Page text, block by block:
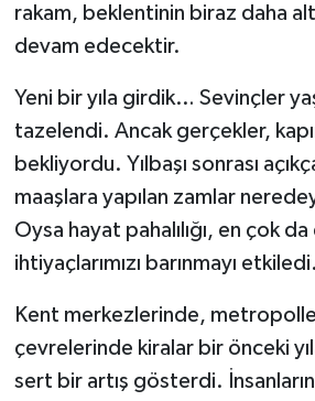
rakam, beklentinin biraz daha
devam edecektir.
Yeni bir yıla girdik… Sevinçler
tazelendi. Ancak gerçekler,
bekliyordu. Yılbaşı sonrası
maaşlara yapılan zamlar
Oysa hayat pahalılığı, en çok
ihtiyaçlarımızı barınmayı etkiledi.
Kent merkezlerinde,
çevrelerinde kiralar bir önceki
sert bir artış gösterdi.